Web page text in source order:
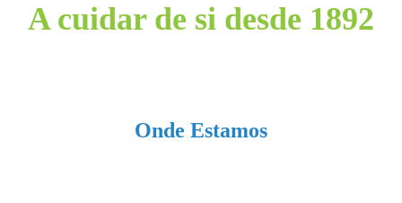
A cuidar de si desde 1892
Onde Estamos